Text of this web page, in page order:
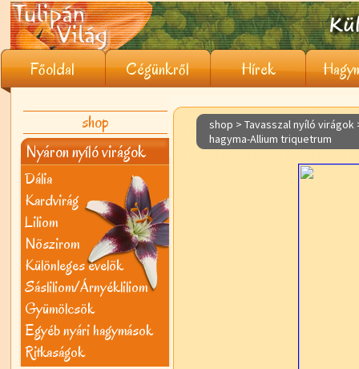
Főoldal Cégünkről Hírek
shop
Nyáron nyíló virágok
Dália
Kardvirág
Liliom
Nõszirom
Különleges évelõk
Sásliliom/Árnyékliliom
Gyümölcsök
Egyéb nyári hagymások
Ritkaságok
shop > Tavasszal nyíló virágok
hagyma-Allium triquetrum